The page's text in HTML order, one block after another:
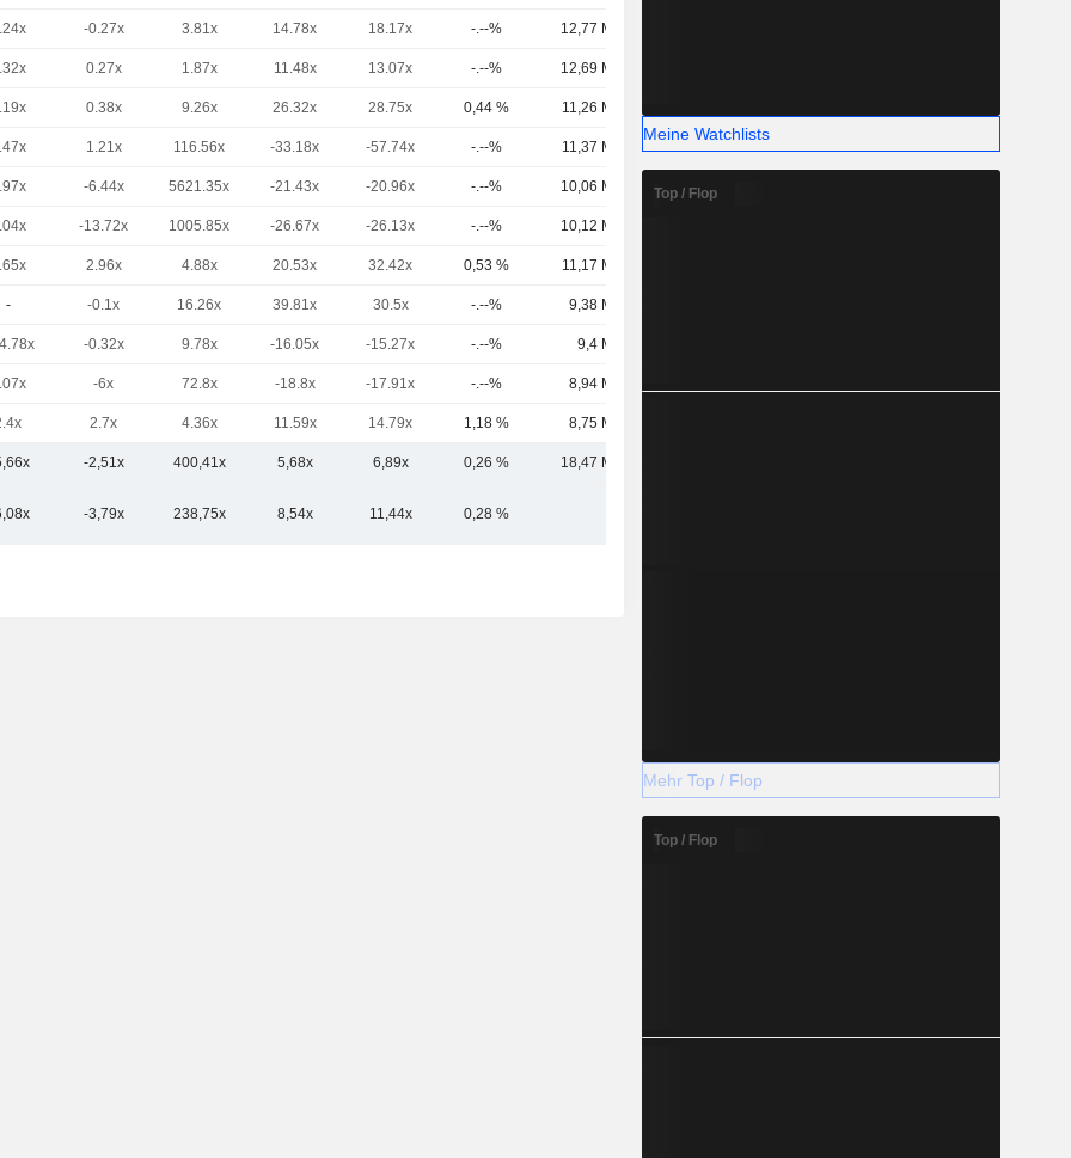
-0.27x 3.81x 14.78x 18.17x -.--% 12,77 Mrd.
0.27x 1.87x 11.48x 13.07x -.--% 12,69 Mrd.
0.38x 9.26x 26.32x 28.75x 0,44 % 11,26 Mrd.
1.21x 116.56x -33.18x -57.74x -.--% 11,37 Mrd.
-6.44x 5621.35x -21.43x -20.96x -.--% 10,06 Mrd.
-13.72x 1005.85x -26.67x -26.13x -.--% 10,12 Mrd.
2.96x 4.88x 20.53x 32.42x 0,53 % 11,17 Mrd.
- -0.1x 16.26x 39.81x 30.5x -.--% 9,38 Mrd.
-0.32x 9.78x -16.05x -15.27x -.--% 9,4 Mrd.
-6x 72.8x -18.8x -17.91x -.--% 8,94 Mrd.
2.7x 4.36x 11.59x 14.79x 1,18 % 8,75 Mrd.
-2,51x 400,41x 5,68x 6,89x 0,26 % 18,47 Mrd.
-3,79x 238,75x 8,54x 11,44x 0,28 %
Meine Watchlists
Top / Flop
Mehr Top / Flop
Top / Flop